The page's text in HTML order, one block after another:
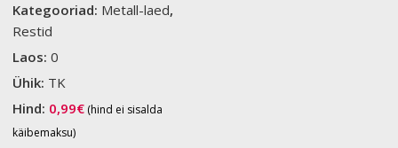
Kategooriad: Metall-laed,
Restid
Laos:0
Ühik: TK
Hind: 0,99€ (hind ei sisalda
käibemaksu)